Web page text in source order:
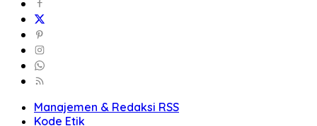
Manajemen & Redaksi RSS
Kode Etik